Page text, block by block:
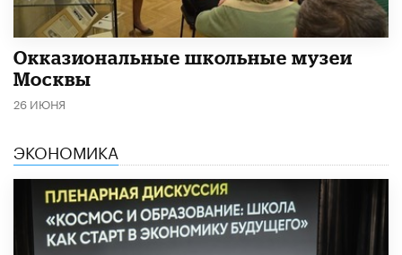
​Окказиональные школьные музеи
Москвы
26 ИЮНЯ
ЭКОНОМИКА